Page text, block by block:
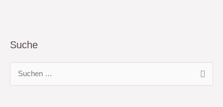
Suche